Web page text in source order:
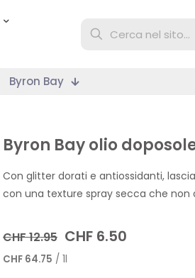
Byron Bay
Byron Bay olio
Con glitter dorati e antiossidanti,
con una texture spray secca che non
CHF12.95 Il
prezzo
CHF 6.50
CHF 64.75 / 1l